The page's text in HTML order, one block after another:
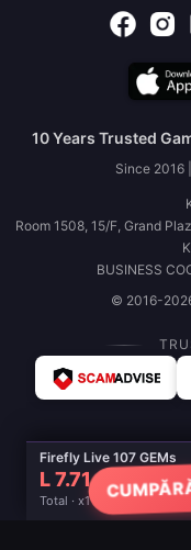
Firefly Live 107 GEMs
L 7.71
Total · x1
10 Years Trusted
Since 2016
Room 1508, 15/F, Grand
BUSINESS
© 2016-